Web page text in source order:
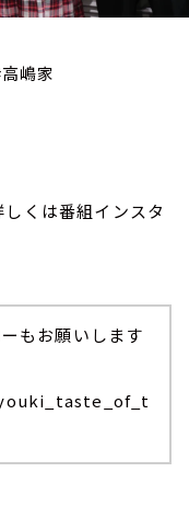
嶋家
しくは番組インスタ
もお願いします